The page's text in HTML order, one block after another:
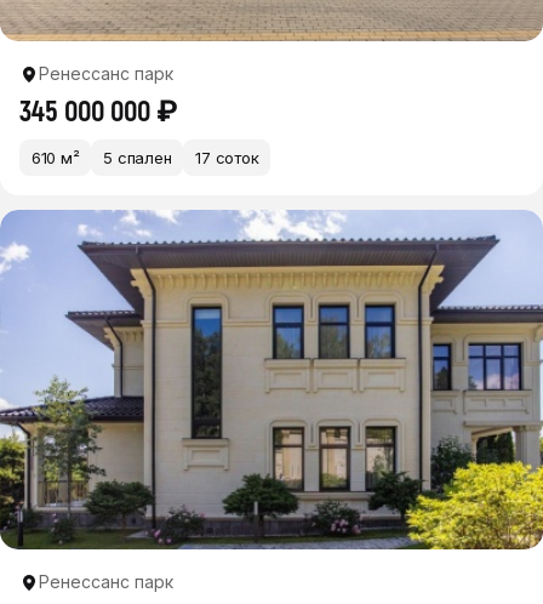
Ренессанс парк
345 000 000 ₽
610 м² 5 спален 17 соток
Ренессанс парк